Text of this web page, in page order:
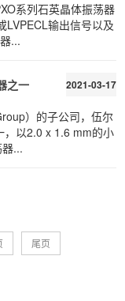
系列石英晶体振荡器
LVPECL输出信号以及
...
2021-03-17
之一
）的子公司，伍尔
...
尾页